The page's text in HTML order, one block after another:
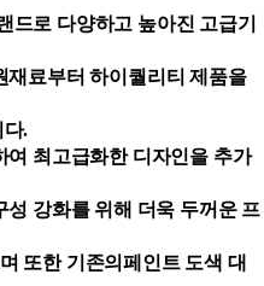
드로 다양하고 높아진 고급기
재료부터 하이퀄리티 제품을
다.
여 최고급화한 디자인을 추가
강화를 위해 더욱 두꺼운 프
며 또한 기존의페인트 도색 대